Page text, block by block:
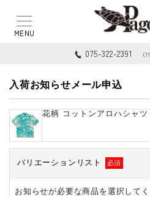
075-322-2391 （
入荷お知らせメール申込
花柄 コットンアロハシャツ
バリエーションリスト 必須
お知らせが必要な商品を選択してく